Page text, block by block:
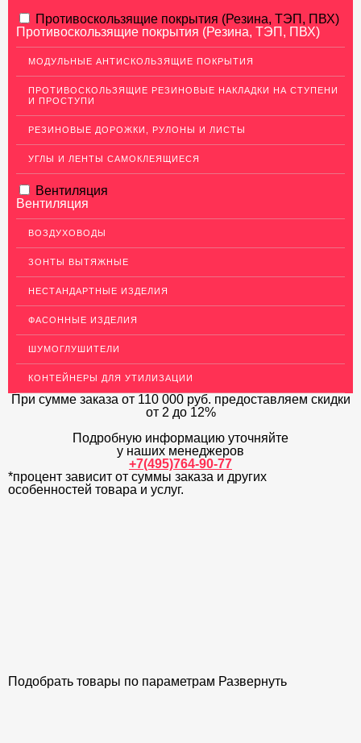
АЛЮМИНИЕВЫЙ ПРОКАТ
НЕРЖАВЕЮЩАЯ СТАЛЬ
МЕДНЫЙ ПРОКАТ
Медный лист (листовая медь)
Медная панель
Медный (круг) пруток
Шины медные
Крепеж из меди
Медные трубы
Изделия из Меди
Кабель, провод медный
ЛАТУННЫЙ ПРОКАТ
ДЕКОР НЕРЖАВЕЙКА
ОГРАЖДЕНИЯ ДЛЯ ЛЕСТНИЦ
ДЕКОРАТИВНЫЙ УГОЛОК
Противоскользящие покрытия (Резина, ТЭП, ПВХ)
Противоскользящие покрытия (Резина, ТЭП, ПВХ)
МОДУЛЬНЫЕ АНТИСКОЛЬЗЯЩИЕ ПОКРЫТИЯ
ПРОТИВОСКОЛЬЗЯЩИЕ РЕЗИНОВЫЕ НАКЛАДКИ НА СТУПЕНИ
И ПРОСТУПИ
РЕЗИНОВЫЕ ДОРОЖКИ, РУЛОНЫ И ЛИСТЫ
УГЛЫ И ЛЕНТЫ САМОКЛЕЯЩИЕСЯ
Вентиляция
Вентиляция
ВОЗДУХОВОДЫ
ЗОНТЫ ВЫТЯЖНЫЕ
НЕСТАНДАРТНЫЕ ИЗДЕЛИЯ
ФАСОННЫЕ ИЗДЕЛИЯ
ШУМОГЛУШИТЕЛИ
КОНТЕЙНЕРЫ ДЛЯ УТИЛИЗАЦИИ
При сумме заказа от 110 000 руб. предоставляем скидки
от 2 до 12%
Подробную информацию уточняйте
у наших менеджеров
+7(495)764-90-77
*процент зависит от суммы заказа и других
особенностей товара и услуг.
Подобрать товары по параметрам Развернуть